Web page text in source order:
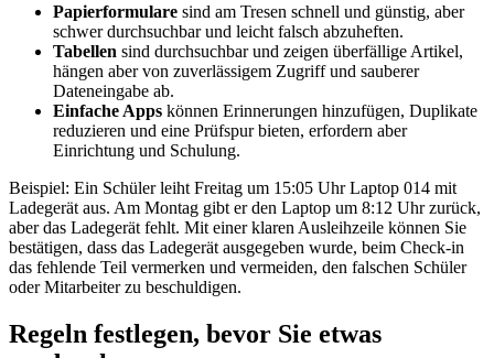
Papierformulare sind am Tresen schnell und günstig, aber
schwer durchsuchbar und leicht falsch abzuheften.
Tabellen sind durchsuchbar und zeigen überfällige Artikel,
hängen aber von zuverlässigem Zugriff und sauberer
Dateneingabe ab.
Einfache Apps können Erinnerungen hinzufügen, Duplikate
reduzieren und eine Prüfspur bieten, erfordern aber
Einrichtung und Schulung.
Beispiel: Ein Schüler leiht Freitag um 15:05 Uhr Laptop 014 mit
Ladegerät aus. Am Montag gibt er den Laptop um 8:12 Uhr zurück,
aber das Ladegerät fehlt. Mit einer klaren Ausleihzeile können Sie
bestätigen, dass das Ladegerät ausgegeben wurde, beim Check-in
das fehlende Teil vermerken und vermeiden, den falschen Schüler
oder Mitarbeiter zu beschuldigen.
Regeln festlegen, bevor Sie etwas